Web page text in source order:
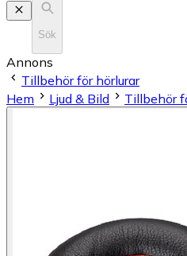
Sök
Annons
Tillbehör för hörlurar
Hem
Ljud & Bild Tillbehör